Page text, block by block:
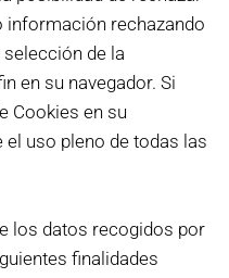
información rechazando
de la
en su navegador. Si
Cookies en su
uso pleno de todas las
los datos recogidos por
finalidades